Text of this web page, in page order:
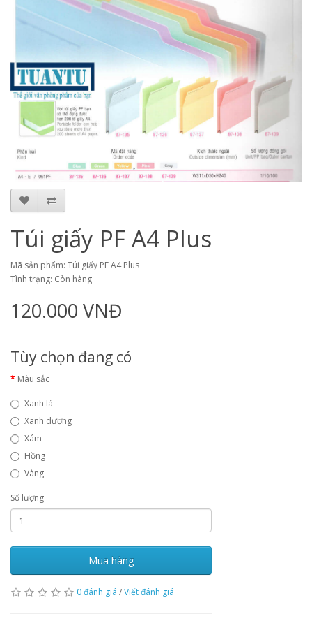
Túi giấy PF A4 Plus
Mã sản phẩm: Túi giấy PF A4 Plus
Tình trạng: Còn hàng
120.000 VNĐ
Tùy chọn đang có
Màu sắc
Xanh lá
Xanh dương
Xám
Hồng
Vàng
Số lượng
Mua hàng
0 đánh giá /Viết đánh giá